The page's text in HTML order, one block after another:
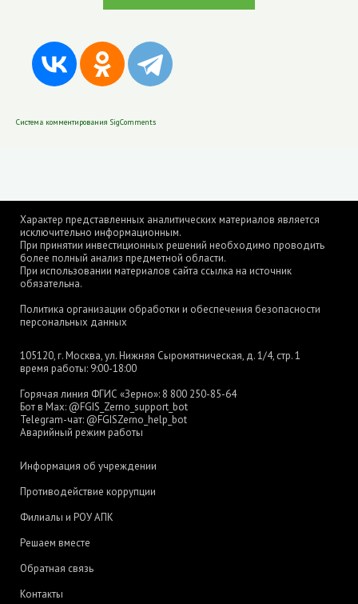
Система комментирования SigComments
Характер представленных аналитических материалов является
исключительно информационным.
При принятии инвестиционных решений необходимо проводить
более полный анализ предметной области.
При использовании материалов сайта ссылка на источник
обязательна.
Политика организации обработки и обеспечения безопасности
персональных данных
105120, г. Москва, ул. Нижняя Сыромятническая, д. 1/4, стр. 1
время работы: 9:00-18:00
Горячая линия ФГИС «Зерно»: 8 800 250-85-64
Бот в Max: @FGIS_Zerno_support_bot
Telegram-чат: @FGISZerno_help_bot
Аварийный режим работы
Информация об учреждении
Противодействие коррупции
Филиалы и РОУ АПК
Решаем вместе
Обратная связь
Контакты